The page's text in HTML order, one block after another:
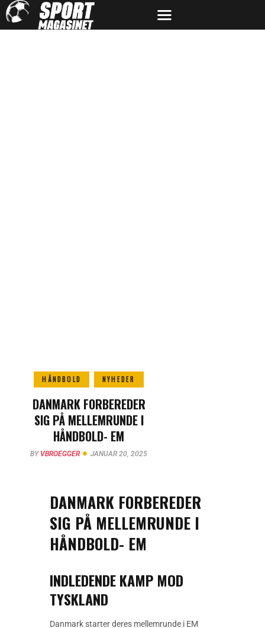
HÅNDBOLD NYHEDER
DANMARK FORBEREDER
SIG PÅ MELLEMRUNDE I
HÅNDBOLD- EM
BY VBROEGGER JANUAR 20, 2025
DANMARK FORBEREDER
SIG PÅ MELLEMRUNDE I
HÅNDBOLD- EM
INDLEDENDE KAMP MOD
TYSKLAND
Danmark starter deres mellemrunde i EM